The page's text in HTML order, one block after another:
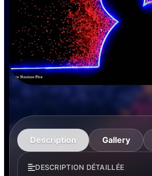
Description Gallery
DESCRIPTION DÉTAILLÉE